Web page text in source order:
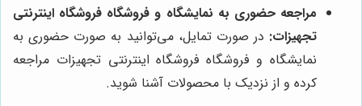
مراجعه حضوری به نمایشگاه و فروشگاه فروشگاه اینترنتی
تجهیزات: در صورت تمایل، می‌توانید به صورت حضوری به
نمایشگاه و فروشگاه فروشگاه اینترنتی تجهیزات مراجعه
کرده و از نزدیک با محصولات آشنا شوید.